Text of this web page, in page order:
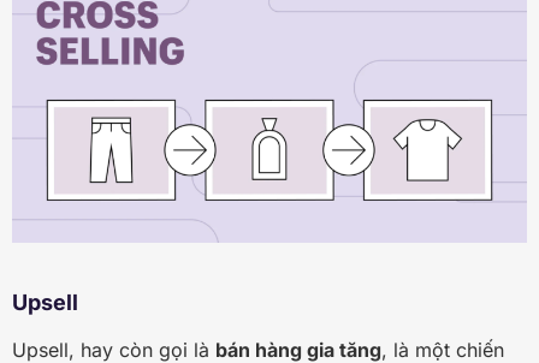
Upsell
Upsell, hay còn gọi là bán hàng gia tăng, là một chiến